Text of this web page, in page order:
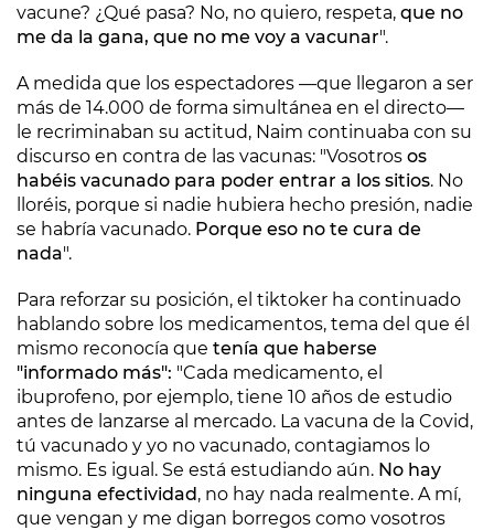
vacune? ¿Qué pasa? No, no quiero, respeta, que no
me da la gana, que no me voy a vacunar".
A medida que los espectadores —que llegaron a ser
más de 14.000 de forma simultánea en el directo—
le recriminaban su actitud, Naim continuaba con su
discurso en contra de las vacunas: "Vosotros os
habéis vacunado para poder entrar a los sitios. No
lloréis, porque si nadie hubiera hecho presión, nadie
se habría vacunado. Porque eso no te cura de
nada".
Para reforzar su posición, el tiktoker ha continuado
hablando sobre los medicamentos, tema del que él
mismo reconocía que tenía que haberse
"informado más": "Cada medicamento, el
ibuprofeno, por ejemplo, tiene 10 años de estudio
antes de lanzarse al mercado. La vacuna de la Covid,
tú vacunado y yo no vacunado, contagiamos lo
mismo. Es igual. Se está estudiando aún. No hay
ninguna efectividad, no hay nada realmente. A mí,
que vengan y me digan borregos como vosotros